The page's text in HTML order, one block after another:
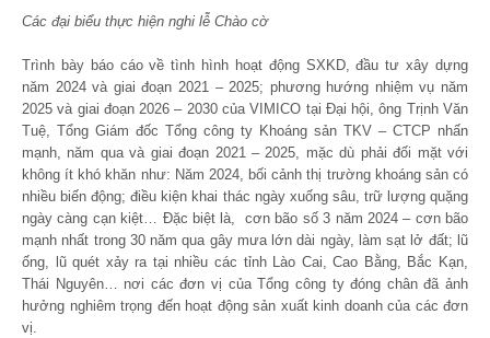
Các đại biểu thực hiện nghi lễ Chào cờ
Trình bày báo cáo về tình hình hoạt động SXKD, đầu tư xây dựng
năm 2024 và giai đoạn 2021 – 2025; phương hướng nhiệm vụ năm
2025 và giai đoạn 2026 – 2030 của VIMICO tại Đại hội, ông Trịnh Văn
Tuệ, Tổng Giám đốc Tổng công ty Khoáng sản TKV – CTCP nhấn
mạnh, năm qua và giai đoạn 2021 – 2025, mặc dù phải đối mặt với
không ít khó khăn như: Năm 2024, bối cảnh thị trường khoáng sản có
nhiều biến động; điều kiện khai thác ngày xuống sâu, trữ lượng quặng
ngày càng cạn kiệt… Đặc biệt là, cơn bão số 3 năm 2024 – cơn bão
mạnh nhất trong 30 năm qua gây mưa lớn dài ngày, làm sạt lở đất; lũ
ống, lũ quét xảy ra tại nhiều các tỉnh Lào Cai, Cao Bằng, Bắc Kạn,
Thái Nguyên… nơi các đơn vị của Tổng công ty đóng chân đã ảnh
hưởng nghiêm trọng đến hoạt động sản xuất kinh doanh của các đơn
vị.